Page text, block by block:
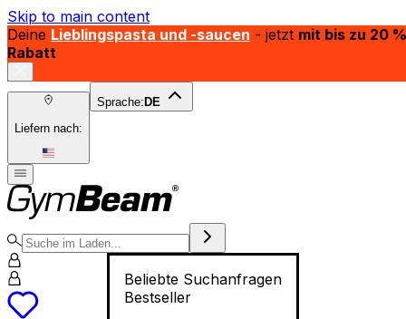
Skip to main content
Deine Lieblingspasta und -saucen - jetzt mit bis zu 20 %
Rabatt
Liefern nach:
Sprache: DE
Beliebte Suchanfragen
Bestseller